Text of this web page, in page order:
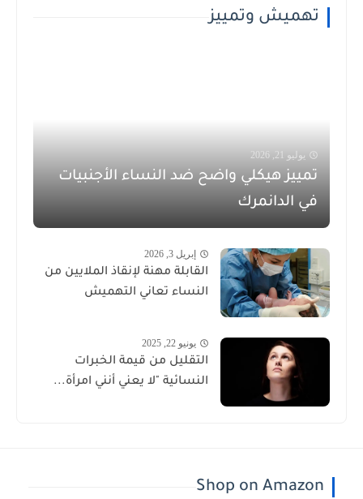
تهميش وتمييز
يوليو 21, 2026
تمييز هيكلي واضح ضد النساء الأجنبيات
في الدانمرك
إبريل 3, 2026
القابلة مهنة لإنقاذ الملايين من
النساء تعاني التهميش
يونيو 22, 2025
التقليل من قيمة الخبرات
النسائية "لا يعني أنني امرأة...
Shop on Amazon